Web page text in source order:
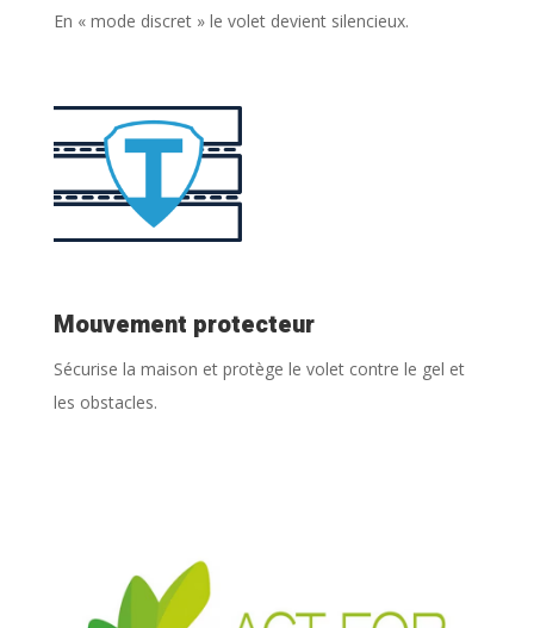
En « mode discret » le volet devient silencieux.
Mouvement protecteur
Sécurise la maison et protège le volet contre le gel et
les obstacles.